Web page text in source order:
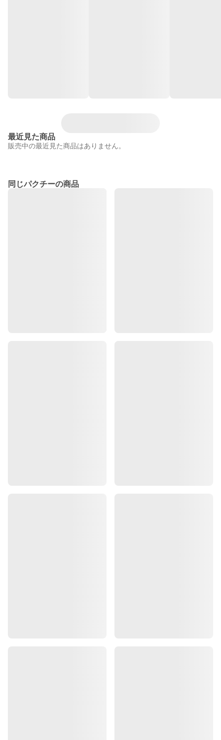
最近見た商品
販売中の最近見た商品はありません。
同じパクチーの商品